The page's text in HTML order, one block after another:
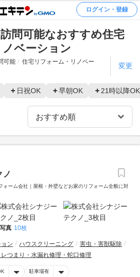
ログイン・登録
問可能なおすすめ住宅
ベーション
可能
住宅リフォーム・リノベー
変更
日祝OK 早朝OK 21時以降OK
ノ
ォーム会社｜屋根・外壁などお家のリフォーム全般に対
写真 10枚
ン ハウスクリーニング
害虫・害獣駆除
レつまり・水漏れ修理・蛇口修理
駐車場有